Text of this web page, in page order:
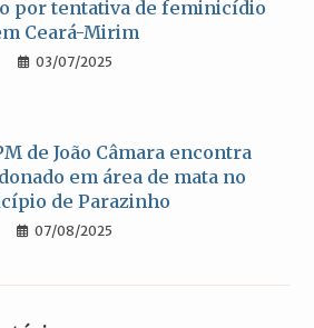
por tentativa de feminicídio
Ceará-Mirim
03/07/2025
de João Câmara encontra
em área de mata no
de Parazinho
07/08/2025